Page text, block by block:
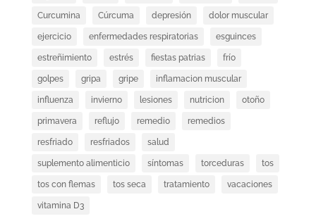
Curcumina Cúrcuma depresión dolor muscular
ejercicio enfermedades respiratorias esguinces
estreñimiento estrés fiestas patrias frío
golpes gripa gripe inflamacion muscular
influenza invierno lesiones nutricion otoño
primavera reflujo remedio remedios
resfriado resfriados salud
suplemento alimenticio síntomas torceduras tos
tos con flemas tos seca tratamiento vacaciones
vitamina D3